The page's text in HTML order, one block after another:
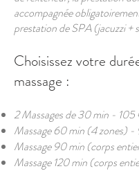
accompagnée
prestation de SPA (jacuzzi +
Choisissez votre
massage :
2 Massages de 30 min -
Massage 60 min (4 zones)
Massage 90 min (corps
Massage 120 min (corps